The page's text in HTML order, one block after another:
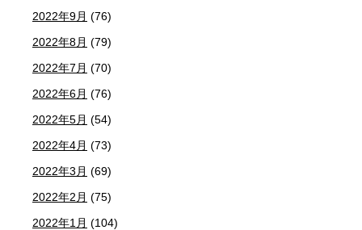
2022年9月 (76)
2022年8月 (79)
2022年7月 (70)
2022年6月 (76)
2022年5月 (54)
2022年4月 (73)
2022年3月 (69)
2022年2月 (75)
2022年1月 (104)